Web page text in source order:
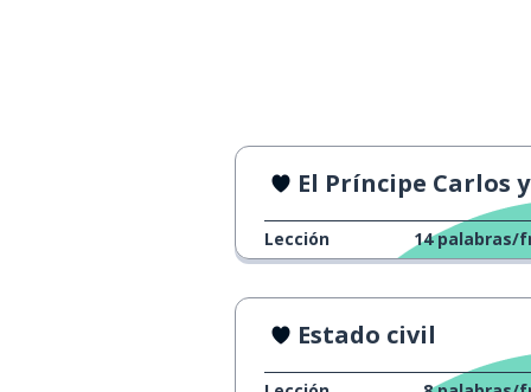
El Príncipe Carlos y Su
Lección 14 palabras/
Estado civil